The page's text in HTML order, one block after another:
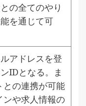
の全てのやり
を通じて可
アドレスを登
IDとなる。ま
の連携が可能
や求人情報の